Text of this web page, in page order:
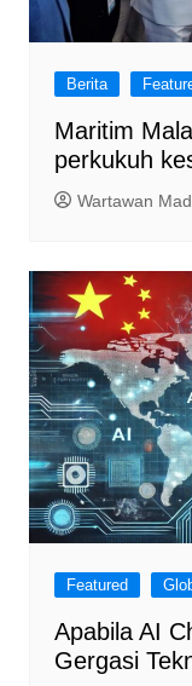
Berita
Maritim
perkukuh
Wartawan
Featured
Apabila AI
Gergasi